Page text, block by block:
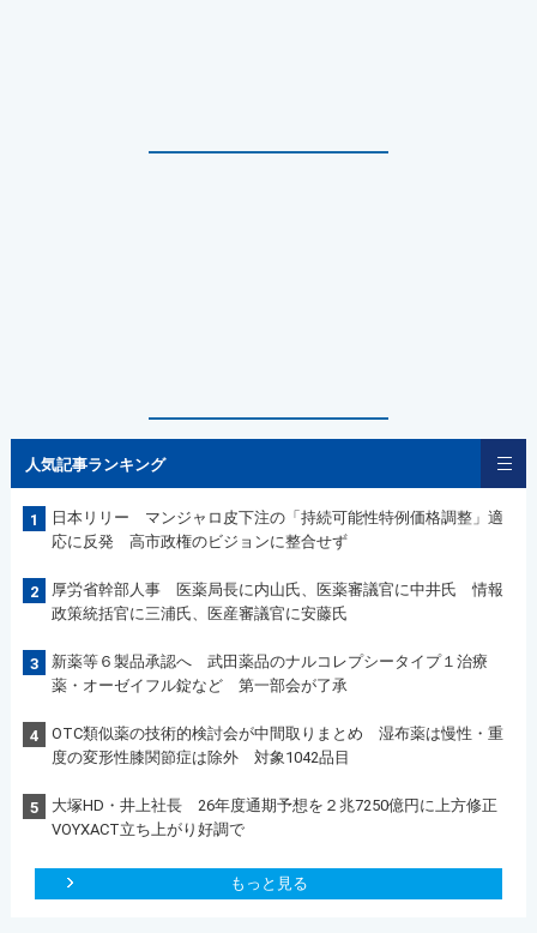
人気記事ランキング
1
日本リリー マンジャロ皮下注の「持続可能性特例価格調整」適
応に反発 高市政権のビジョンに整合せず
2
厚労省幹部人事 医薬局長に内山氏、医薬審議官に中井氏 情報
政策統括官に三浦氏、医産審議官に安藤氏
3
新薬等６製品承認へ 武田薬品のナルコレプシータイプ１治療
薬・オーゼイフル錠など 第一部会が了承
4
OTC類似薬の技術的検討会が中間取りまとめ 湿布薬は慢性・重
度の変形性膝関節症は除外 対象1042品目
5
大塚HD・井上社長 26年度通期予想を２兆7250億円に上方修正
VOYXACT立ち上がり好調で
もっと見る